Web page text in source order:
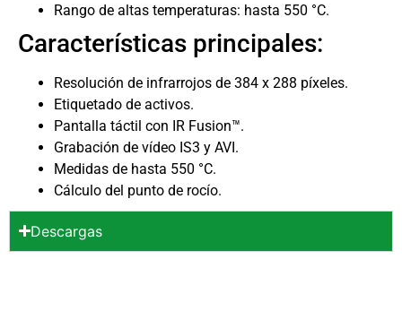
Rango de altas temperaturas: hasta 550 °C.
Características principales:
Resolución de infrarrojos de 384 x 288 píxeles.
Etiquetado de activos.
Pantalla táctil con IR Fusion™.
Grabación de vídeo IS3 y AVI.
Medidas de hasta 550 °C.
Cálculo del punto de rocío.
Descargas